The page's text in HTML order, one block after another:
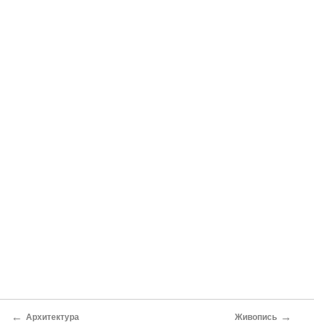
← Архитектура Живопись →